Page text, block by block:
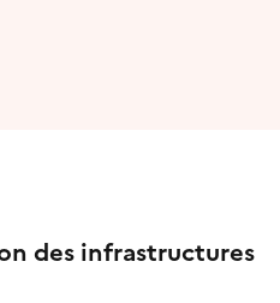
des infrastructures